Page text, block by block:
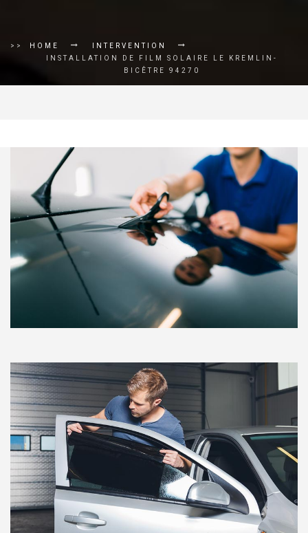
>> HOME
INTERVENTION
INSTALLATION DE FILM SOLAIRE LE KREMLIN-
BICÊTRE 94270